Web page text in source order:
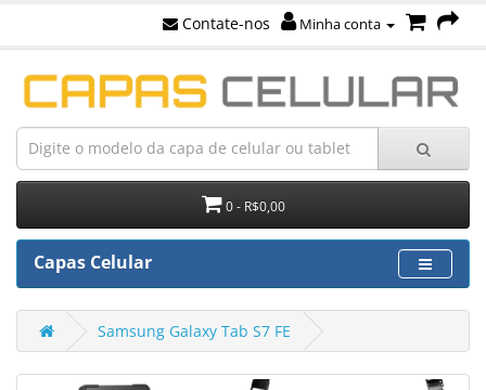
Contate-nos Minha conta
0 - R$0,00
Capas Celular
Samsung Galaxy Tab S7 FE